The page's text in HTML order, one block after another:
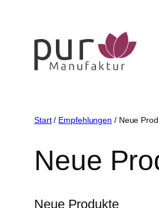
springen
Start/ Empfehlungen / Neue
Neue
Neue Produkte